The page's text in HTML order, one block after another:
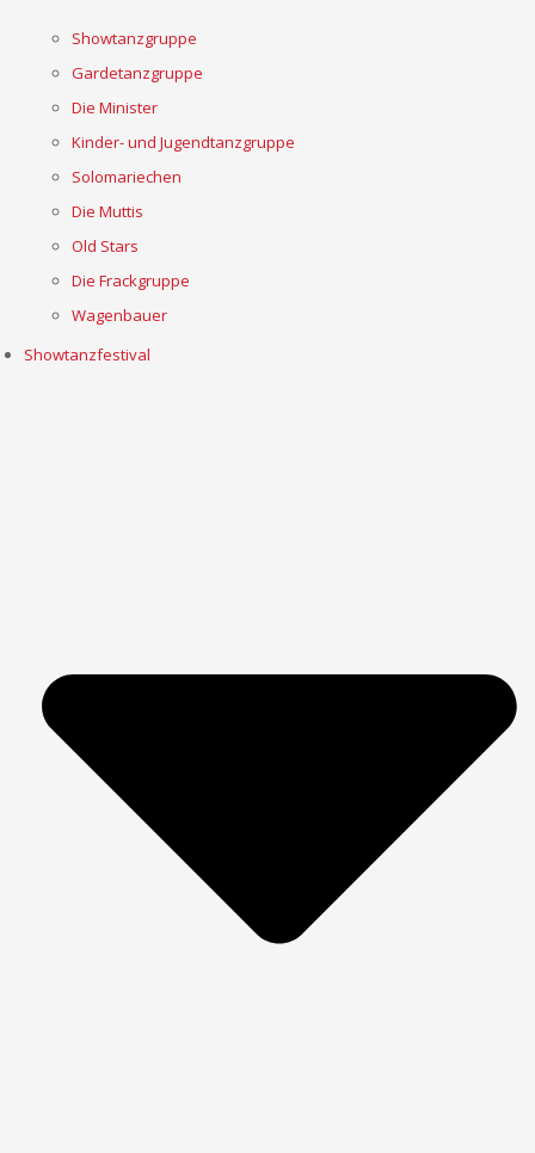
Showtanzgruppe
Gardetanzgruppe
Die Minister
Kinder- und Jugendtanzgruppe
Solomariechen
Die Muttis
Old Stars
Die Frackgruppe
Wagenbauer
Showtanzfestival